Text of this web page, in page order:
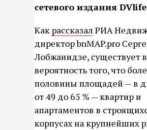
сетевого издания
Как рассказал РИА
директор bnMAP.pro
Лобжанидзе, существует
вероятность того, что
половины площадей — в
от 49 до 65 % — квартир и
апартаментов в
корпусах на крупнейших